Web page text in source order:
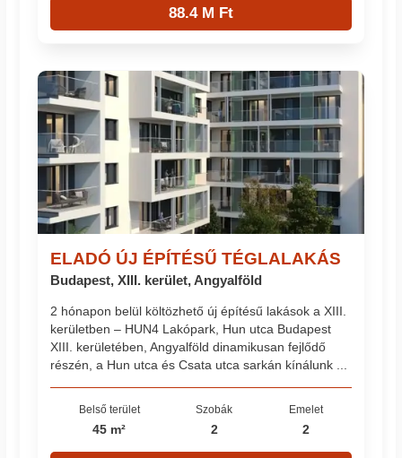
88.4 M Ft
ELADÓ ÚJ ÉPÍTÉSŰ TÉGLALAKÁS
Budapest, XIII. kerület, Angyalföld
2 hónapon belül költözhető új építésű lakások a XIII.
kerületben – HUN4 Lakópark, Hun utca Budapest
XIII. kerületében, Angyalföld dinamikusan fejlődő
részén, a Hun utca és Csata utca sarkán kínálunk ...
Belső terület
45 m²
Szobák
2
Emelet
2